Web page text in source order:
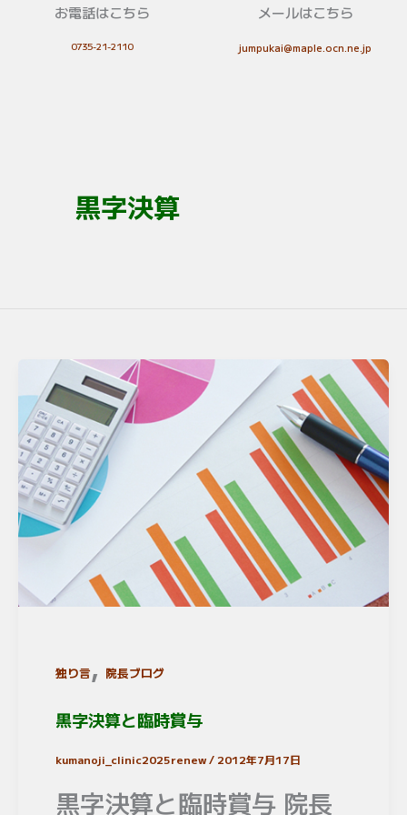
お電話はこちら
0735-21-2110
メールはこちら
jumpukai@maple.ocn.ne.jp
黒字決算
独り言, 院長ブログ
黒字決算と臨時賞与
kumanoji_clinic2025renew/ 2012年7月17日
黒字決算と臨時賞与 院長